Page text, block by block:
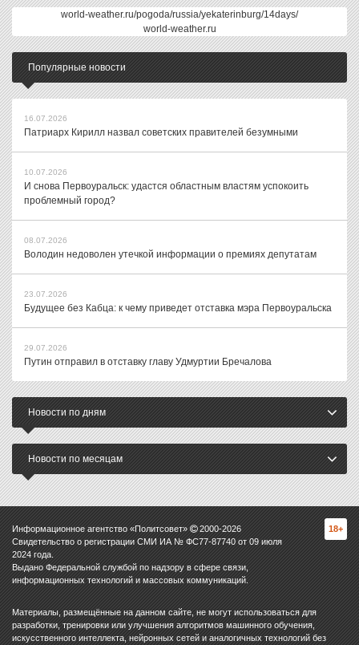
world-weather.ru/pogoda/russia/yekaterinburg/14days/
world-weather.ru
Популярные новости
16.07.2026
Патриарх Кирилл назвал советских правителей безумными
10.07.2026
И снова Первоуральск: удастся областным властям успокоить
проблемный город?
08.07.2026
Володин недоволен утечкой информации о премиях депутатам
23.07.2026
Будущее без Кабца: к чему приведет отставка мэра Первоуральска
29.07.2026
Путин отправил в отставку главу Удмуртии Бречалова
Новости по дням
Новости по месяцам
Информационное агентство «Политсовет» 2000-2026
Свидетельство о регистрации СМИ ИА № ФС77-87740 от 09 июля
2024 года.
Выдано Федеральной службой по надзору в сфере связи,
информационных технологий и массовых коммуникаций.
18+
Материалы, размещённые на данном сайте, не могут использоваться для
разработки, тренировки или улучшения алгоритмов машинного обучения,
искусственного интеллекта, нейронных сетей и аналогичных технологий без